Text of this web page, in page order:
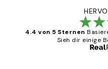
4.4 von 5 Sternen
Sieh dir einige